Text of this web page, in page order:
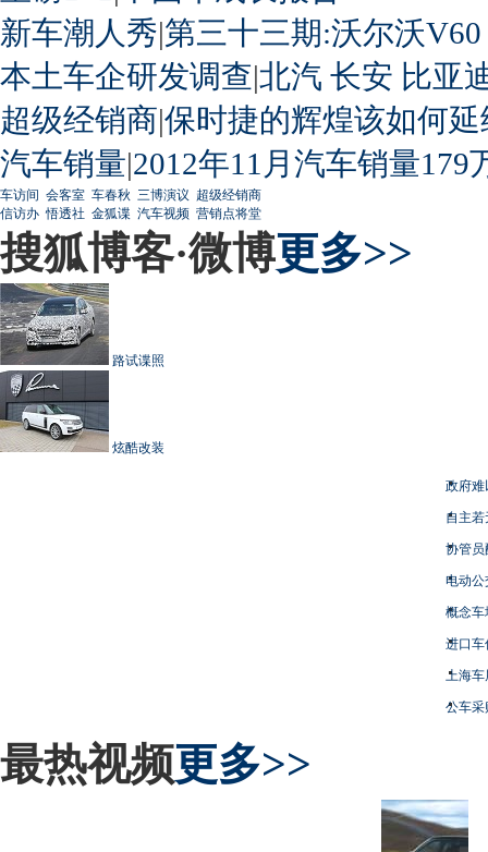
新车潮人秀|第三十三期:沃尔沃
本土车企研发调查|北汽 长安 比亚
超级经销商|保时捷的辉煌该如何延
汽车销量|2012年11月汽车销量179
车访间 会客室 车春秋 三博演议 超级经销商
信访办 悟透社 金狐谍 汽车视频 营销点将堂
搜狐博客·微博更多>>
路试谍照
炫酷改装
政府难
自主
协管员
电动
概念车
进口车
上海
公车采
最热视频更多>>